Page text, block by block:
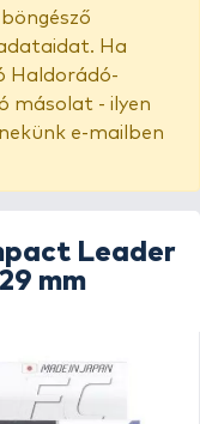
Ha
Haldorádó-
másolat - ilyen
e-mailben
Leader
mm